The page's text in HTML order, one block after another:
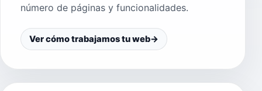
número de páginas y funcionalidades.
Ver cómo trabajamos tu web→